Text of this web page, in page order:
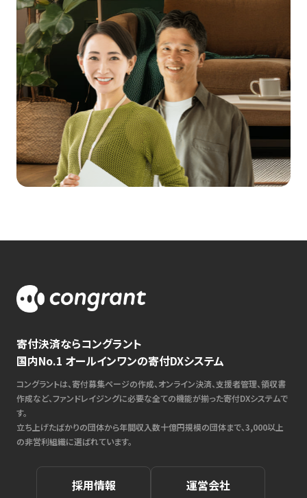
寄付決済ならコングラント
国内No.1 オールインワンの寄付DXシステム
コングラントは、寄付募集ページの作成、オンライン決済、支援者管理、領収書
作成など、ファンドレイジングに必要な全ての機能が揃った寄付DXシステムで
す。
立ち上げたばかりの団体から年間収入数十億円規模の団体まで、3,000以上
の非営利組織に選ばれています。
採用情報 運営会社